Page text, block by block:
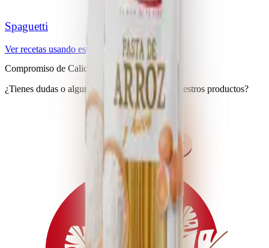
Spaguetti
Ver recetas usando estos productos
Compromiso de Calidad
¿Tienes dudas o algun problema con uno de nuestros productos?